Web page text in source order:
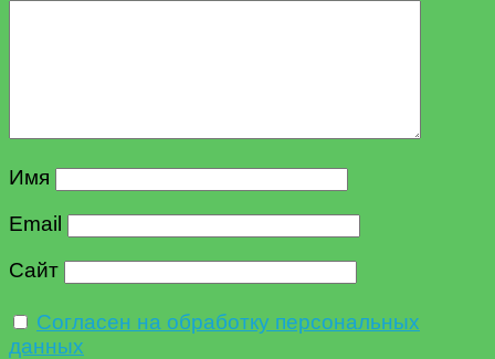
Имя
Email
Сайт
Согласен на обработку персональных
данных